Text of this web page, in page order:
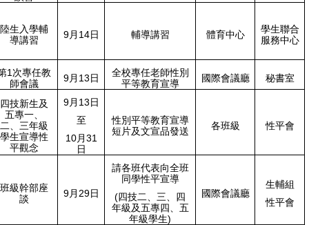
陸生入學輔
導講習
9月14日 輔導講習 體育中心
學生聯合
服務中心
1次專任教
師會議
9月13日
全校專任老師性別
平等教育宣導
國際會議廳 秘書室
四技新生及
五專一、
二、三年級
學生宣導性
平觀念
9月13日
至
10月31
日
性別平等教育宣導
短片及文宣品發送
各班級 性平會
班級幹部座
談
9月29日
請各班代表向全班
同學性平宣導
(四技二、三、四
年級及五專四、五
年級學生)
國際會議廳
生輔組
性平會